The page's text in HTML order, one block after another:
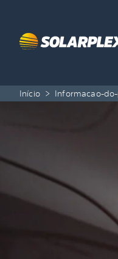
Início > Informacao-